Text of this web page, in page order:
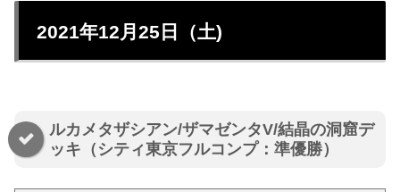
2021年12月25日（土)
ルカメタザシアン/ザマゼンタV/結晶の洞窟デ
ッキ（シティ東京フルコンプ：準優勝）